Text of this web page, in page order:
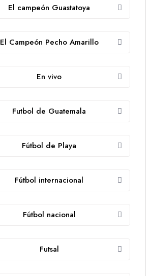
El campeón Guastatoya
El Campeón Pecho Amarillo
En vivo
Futbol de Guatemala
Fútbol de Playa
Fútbol internacional
Fútbol nacional
Futsal